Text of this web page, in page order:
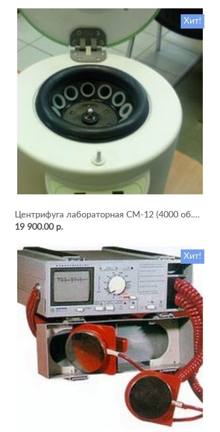
Хит!
Центрифуга лабораторная СМ-12 (4000 об.мин, 12 пробирок)
19 900.00 р.
Хит!